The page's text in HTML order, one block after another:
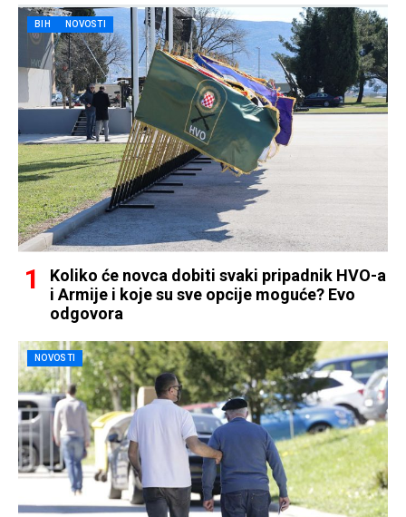
BIH NOVOSTI
Koliko će novca dobiti svaki pripadnik HVO-a
i Armije i koje su sve opcije moguće? Evo
odgovora
NOVOSTI